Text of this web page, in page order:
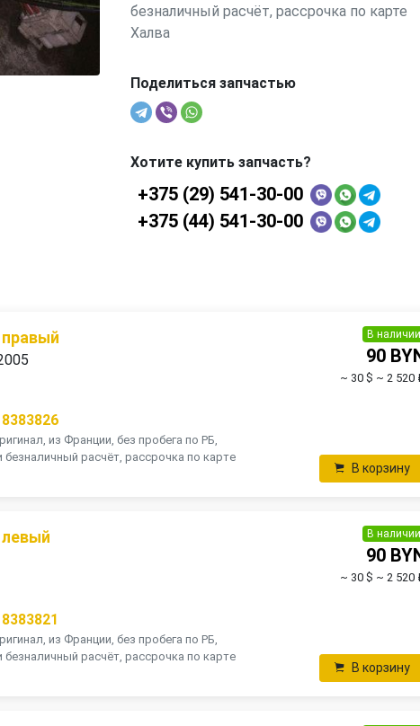
безналичный расчёт, рассрочка по карте
Халва
Поделиться запчастью
Хотите купить запчасть?
+375 (29) 541-30-00
+375 (44) 541-30-00
8383826
из Франции, без пробега по РБ,
расчёт, рассрочка по карте
В наличии
90
~ 30 $ ~ 2 520
В корзину
8383821
из Франции, без пробега по РБ,
расчёт, рассрочка по карте
В наличии
90
~ 30 $ ~ 2 520
В корзину